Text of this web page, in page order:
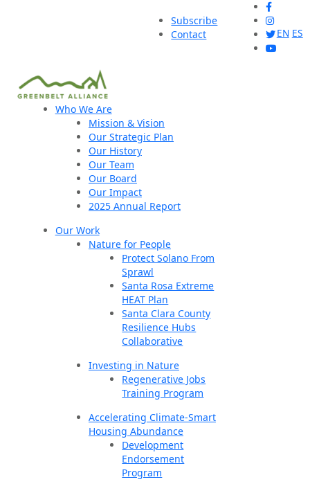
Subscribe
Contact
EN ES
Who We Are
Mission & Vision
Our Strategic Plan
Our History
Our Team
Our Board
Our Impact
2025 Annual Report
Our Work
Nature for People
Protect Solano From
Sprawl
Santa Rosa Extreme
HEAT Plan
Santa Clara County
Resilience Hubs
Collaborative
Investing in Nature
Regenerative Jobs
Training Program
Accelerating Climate-Smart
Housing Abundance
Development
Endorsement
Program